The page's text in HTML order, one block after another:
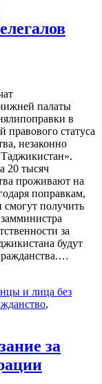
палаты
в
правового статуса
незаконно
20 тысяч
проживают на
поправкам,
смогут получить
за
будут
и лица без
,
за